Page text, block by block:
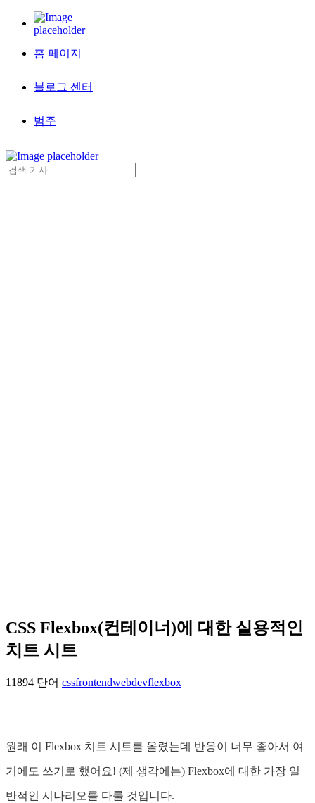
홈 페이지
블로그 센터
범주
CSS Flexbox(컨테이너)에 대한 실용적인
치트 시트
11894 단어 cssfrontendwebdevflexbox
원래 이 Flexbox 치트 시트를 올렸는데 반응이 너무 좋아서 여
기에도 쓰기로 했어요! (제 생각에는) Flexbox에 대한 가장 일
반적인 시나리오를 다룰 것입니다.